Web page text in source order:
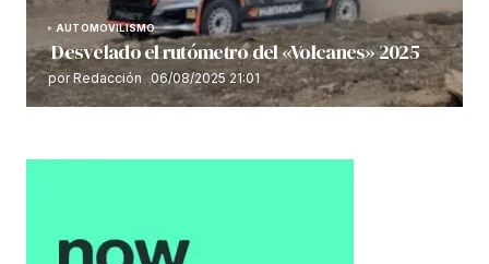
AUTOMOVILISMO
Desvelado el rutómetro del «Volcanes» 2025
por Redacción 06/08/2025 21:01